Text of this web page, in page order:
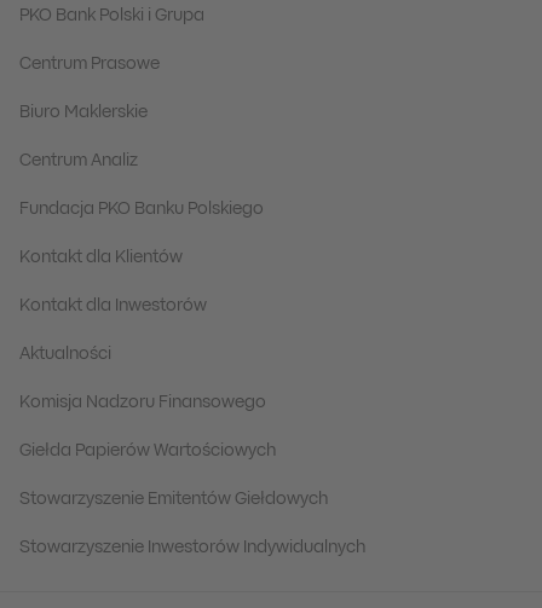
PKO Bank Polski i Grupa
Centrum Prasowe
Biuro Maklerskie
Centrum Analiz
Fundacja PKO Banku Polskiego
Kontakt dla Klientów
Kontakt dla Inwestorów
Aktualności
Komisja Nadzoru Finansowego
Giełda Papierów Wartościowych
Stowarzyszenie Emitentów Giełdowych
Stowarzyszenie Inwestorów Indywidualnych